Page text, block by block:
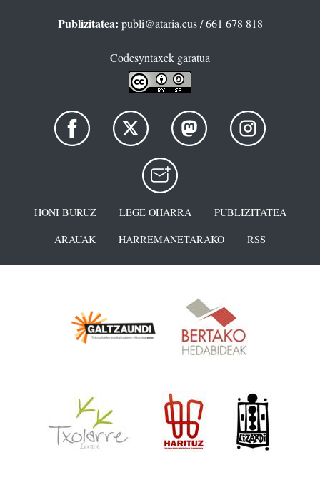
Publizitatea: publi@ataria.eus/ 661 678 818
Codesyntaxek garatua
HONI BURUZ LEGE OHARRA
PUBLIZITATEA
ARAUAK
HARREMANETARAKO RSS